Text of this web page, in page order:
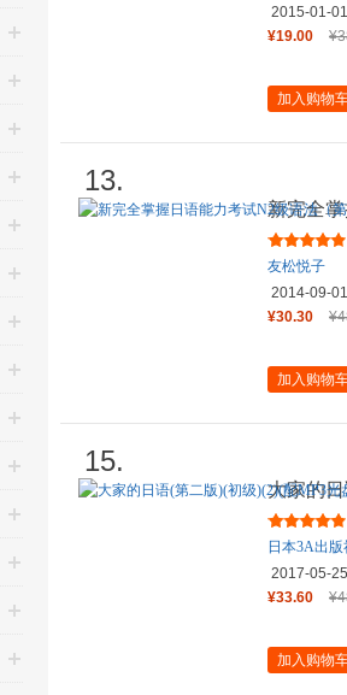
小可
译
2015-01-01
¥19.00
加入购物
13.
新完全
版）
友松悦子
2014-09-01
¥30.30
加入购物
15.
大家的
张)
日本3A出版
2017-05-25
¥33.60
加入购物